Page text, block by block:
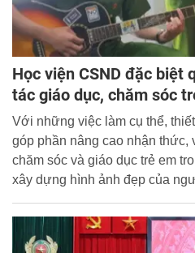
Học viện CSND đặc biệt
tác giáo dục, chăm sóc
Với những việc làm cụ thể,
góp phần nâng cao nhận thức,
chăm sóc và giáo dục trẻ em
xây dựng hình ảnh đẹp của